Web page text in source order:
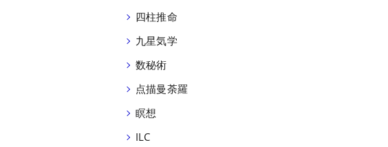
四柱推命
九星気学
数秘術
点描曼荼羅
瞑想
ILC